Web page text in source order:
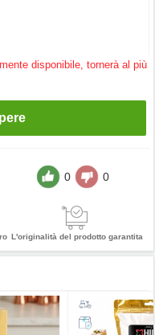
disponibile, tornerà al più
0 0
L'originalità del prodotto garantita